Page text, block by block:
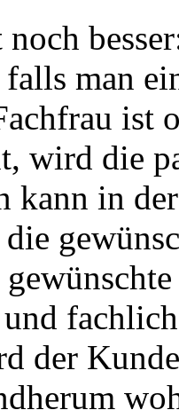
noch
man
ist
wird die
in
der